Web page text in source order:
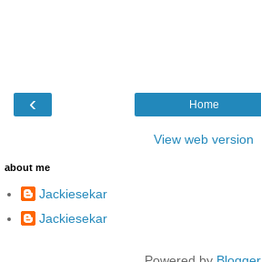
‹ Home
View web version
about me
Jackiesekar
Jackiesekar